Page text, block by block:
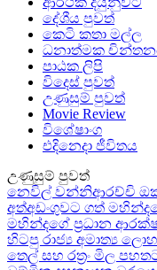
දේශීය පුවත්
කෙටි කතා මල්ල
ධනාත්මක
පාඨක ලිපි
විදෙස් පුවත්
උණුසුම් පුවත්
Movie Review
විශේෂාංග
එදිනෙදා ජීවිතය
උණුසුම් පුවත්
නෙවිල් වන්නිආරච්චි
අත්අඩංගුවට ගත්
මහින්දගේ ප්‍රධාන
හිටපු රාජ්‍ය අමාත්‍ය
තෙල් සහ රත්‍රං මිල